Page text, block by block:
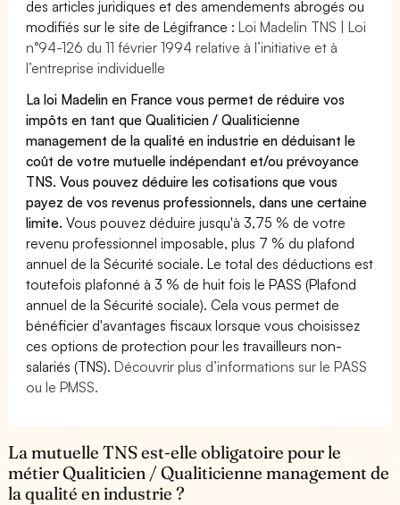
des articles juridiques et des amendements abrogés ou
modifiés sur le site de Légifrance :Loi Madelin TNS | Loi
n°94-126 du 11 février 1994 relative à l’initiative et à
l’entreprise individuelle
La loi Madelin en France vous permet de réduire vos
impôts en tant que Qualiticien / Qualiticienne
management de la qualité en industrie en déduisant le
coût de votre mutuelle indépendant et/ou prévoyance
TNS. Vous pouvez déduire les cotisations que vous
payez de vos revenus professionnels, dans une certaine
limite.Vous pouvez déduire jusqu'à 3,75 % de votre
revenu professionnel imposable, plus 7 % du plafond
annuel de la Sécurité sociale. Le total des déductions est
toutefois plafonné à 3 % de huit fois le PASS (Plafond
annuel de la Sécurité sociale). Cela vous permet de
bénéficier d'avantages fiscaux lorsque vous choisissez
ces options de protection pour les travailleurs non-
salariés (TNS).Découvrir plus d’informations sur le PASS
ou le PMSS.
La mutuelle TNS est-elle obligatoire pour le
métier Qualiticien / Qualiticienne management de
la qualité en industrie ?